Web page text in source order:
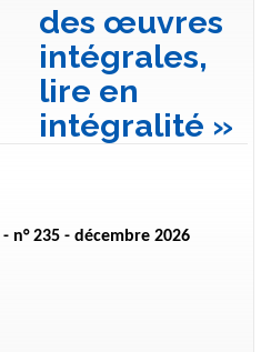
des œuvres
intégrales,
lire en
intégralité »
- n° 235 - décembre 2026